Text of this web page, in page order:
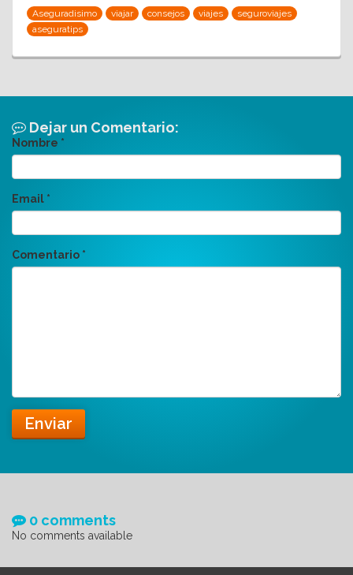
Aseguradisimo viajar consejos viajes
seguroviajes
aseguratips
Dejar un Comentario:
Nombre *
Email *
Comentario *
Enviar
0 comments
No comments available